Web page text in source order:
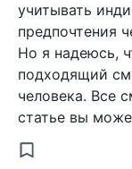
учитывать
предпочтения
Но я надеюсь,
подходящий
человека. Все
статье вы